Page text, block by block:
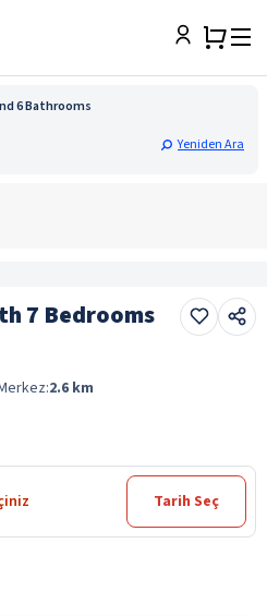
6 Bathrooms
Yeniden Ara
7 Bedrooms
2.6 km
Tarih Seç